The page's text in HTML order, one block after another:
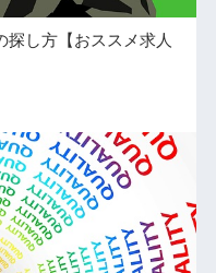
探し方【おススメ求人